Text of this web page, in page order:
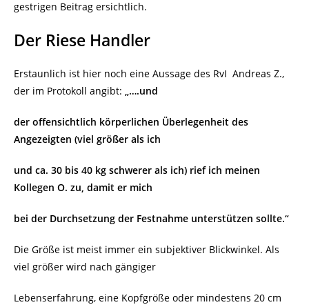
gestrigen Beitrag ersichtlich.
Der Riese Handler
Erstaunlich ist hier noch eine Aussage des RvI Andreas Z.,
der im Protokoll angibt: „….und
der offensichtlich körperlichen Überlegenheit des
Angezeigten (viel größer als ich
und ca. 30 bis 40 kg schwerer als ich) rief ich meinen
Kollegen O. zu, damit er mich
bei der Durchsetzung der Festnahme unterstützen sollte.“
Die Größe ist meist immer ein subjektiver Blickwinkel. Als
viel größer wird nach gängiger
Lebenserfahrung, eine Kopfgröße oder mindestens 20 cm